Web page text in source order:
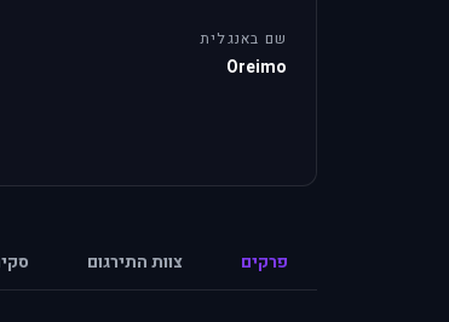
שם באנגלית
Oreimo
פרקים צוות התירגום